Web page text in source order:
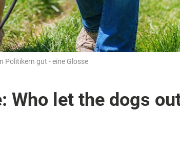
Politikern gut - eine Glosse
Who let the dogs